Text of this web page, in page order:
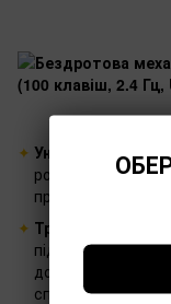
Універсальність.
роботи з ПК,
пристроями.
Три типи
підтримує
допомогою
способом USB